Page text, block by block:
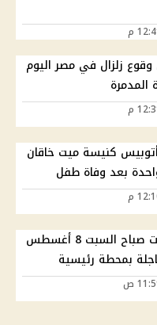
وقوع زلزال في مصر اليوم
كنيسة ميت خاقان
بعد وفاة طفل
انقطاع المياه 3 ساعات صباح السبت 8 أغسطس
بمحطة رئيسية